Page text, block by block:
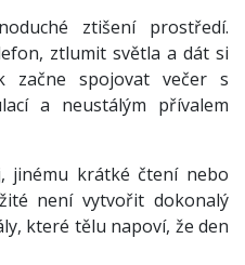
ztišení prostředí.
ztlumit světla a dát si
začne spojovat večer s
a neustálým přívalem
jinému krátké čtení nebo
není vytvořit dokonalý
které tělu napoví, že den